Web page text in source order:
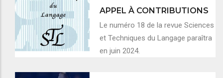
APPEL À CONTRIBUTIONS
Le numéro 18 de la revue Sciences
et Techniques du Langage paraîtra
en juin 2024.